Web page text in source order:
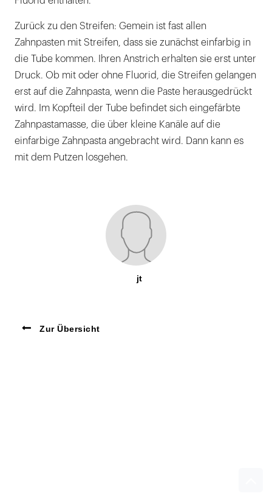
Zurück zu den Streifen: Gemein ist fast allen
Zahnpasten mit Streifen, dass sie zunächst einfarbig in
die Tube kommen. Ihren Anstrich erhalten sie erst unter
Druck. Ob mit oder ohne Fluorid, die Streifen gelangen
erst auf die Zahnpasta, wenn die Paste herausgedrückt
wird. Im Kopfteil der Tube befindet sich eingefärbte
Zahnpastamasse, die über kleine Kanäle auf die
einfarbige Zahnpasta angebracht wird. Dann kann es
mit dem Putzen losgehen.
jt
Zur Übersicht